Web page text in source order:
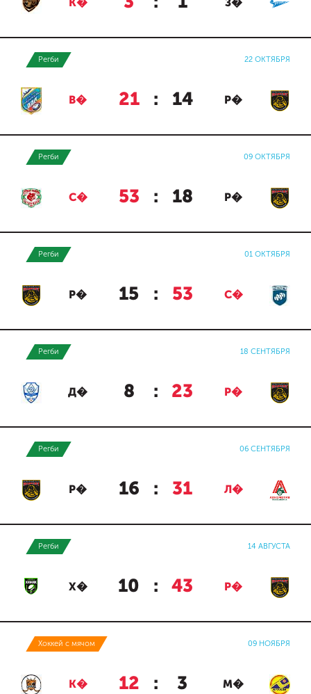
К� З�
Регби 22 ОКТЯБРЯ
В� 21 : 14 Р�
Регби 09 ОКТЯБРЯ
С� 53 : 18 Р�
Регби 01 ОКТЯБРЯ
Р� 15 : 53 С�
Регби 18 СЕНТЯБРЯ
Д� 8 : 23 Р�
Регби 06 СЕНТЯБРЯ
Р� 16 : 31 Л�
Регби 14 АВГУСТА
Х� 10 : 43 Р�
Хоккей с мячом 09 НОЯБРЯ
К� 12 : 3 М�